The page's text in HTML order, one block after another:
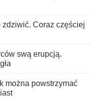
Coraz częściej
swą erupcją.
można powstrzymać